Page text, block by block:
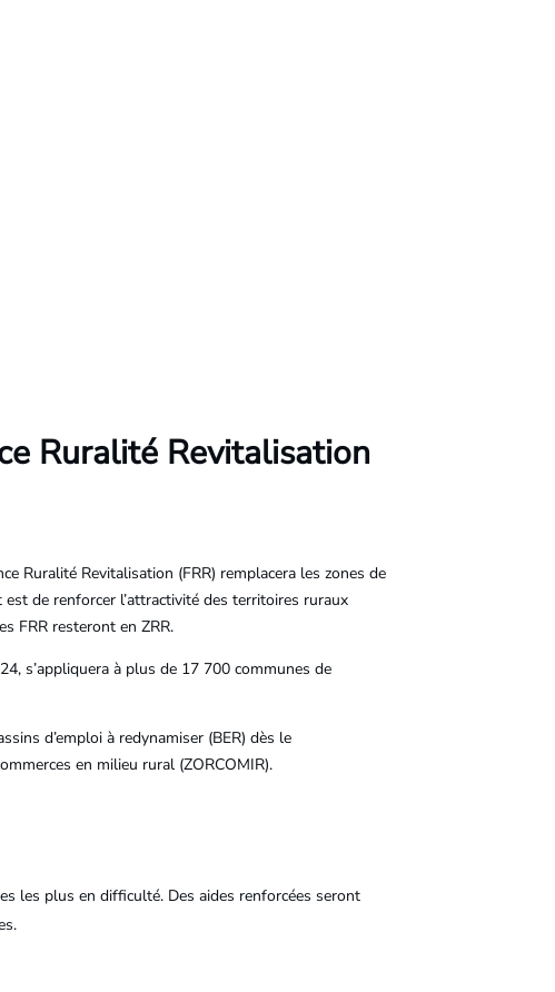
Ruralité Revitalisation
Ruralité Revitalisation (FRR) remplacera les zones de
est de renforcer l’attractivité des territoires ruraux
FRR resteront en ZRR.
s’appliquera à plus de 17 700 communes de
d’emploi à redynamiser (BER) dès le
en milieu rural (ZORCOMIR).
les plus en difficulté. Des aides renforcées seront